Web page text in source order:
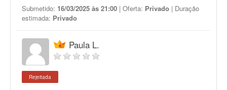
Submetido: 16/03/2025 às 21:00 | Oferta: Privado | Duração
estimada: Privado
Paula L.
Rejeitada